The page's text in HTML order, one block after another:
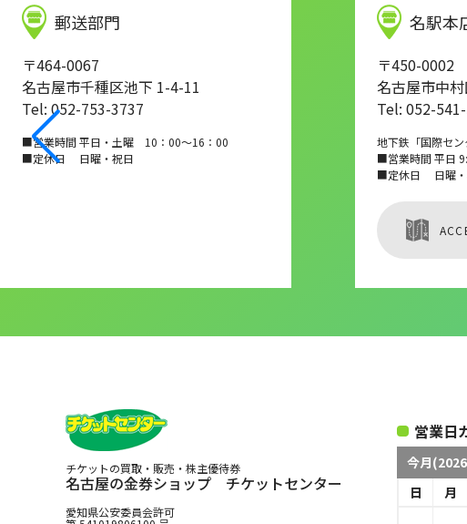
郵送部門
〒464-0067
名古屋市千種区池下 1-4-11
Tel: 052-753-3737
■営業時間 平日・土曜 10：00～16：00
■定休日 日曜・祝日
名駅本
〒450-0002
名古屋市中
Tel: 052-
地下鉄「国際セ
■営業時間 平日
■定休日 日曜・
チケットの買取・販売・株主優待券
名古屋の金券ショップ チケットセンター
愛知県公安委員会許可
営業日
今月
日
月